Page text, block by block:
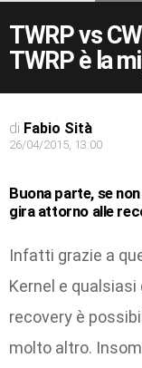
TWRP vs
TWRP è la
di Fabio Sità
26/04/2015, 13:00
Buona parte, se
gira attorno alle
Infatti grazie a
Kernel e
recovery è
molto altro.